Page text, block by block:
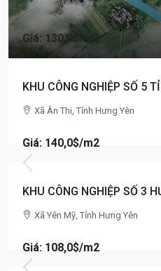
Giá: 130,0$/m2
KHU CÔNG NGHIỆP SỐ 5
Xã Ân Thi, Tỉnh Hưng Yên
Giá: 140,0$/m2
KHU CÔNG NGHIỆP SỐ 3
Xã Yên Mỹ, Tỉnh Hưng Yên
Giá: 108,0$/m2